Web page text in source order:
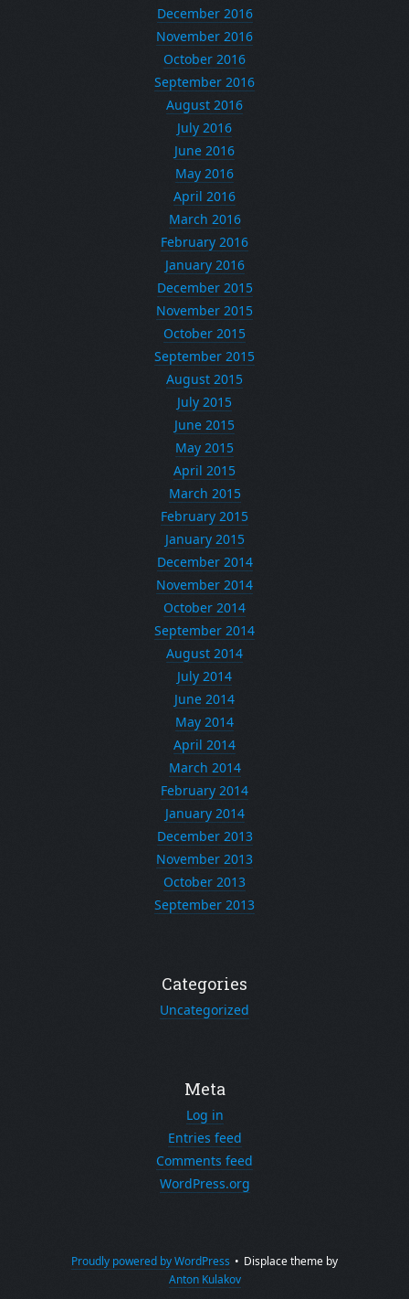
December 2016
November 2016
October 2016
September 2016
August 2016
July 2016
June 2016
May 2016
April 2016
March 2016
February 2016
January 2016
December 2015
November 2015
October 2015
September 2015
August 2015
July 2015
June 2015
May 2015
April 2015
March 2015
February 2015
January 2015
December 2014
November 2014
October 2014
September 2014
August 2014
July 2014
June 2014
May 2014
April 2014
March 2014
February 2014
January 2014
December 2013
November 2013
October 2013
September 2013
Categories
Uncategorized
Meta
Log in
Entries feed
Comments feed
WordPress.org
Proudly powered by WordPress • Displace theme by
Anton Kulakov